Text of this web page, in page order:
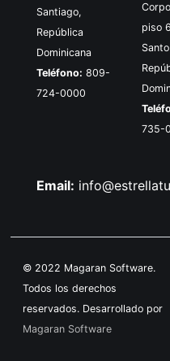
Santiago,
República
Dominicana
Teléfono: 809-
724-0000
piso
735-
Email:
© 2022 Magaran Software.
Todos los derechos
reservados. Desarrollado por
Magaran Software